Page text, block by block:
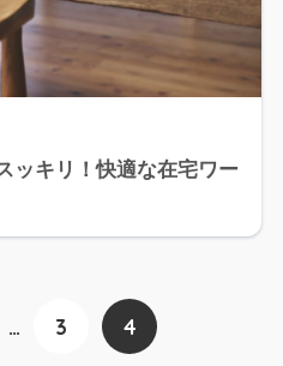
ッキリ！快適な在宅ワー
… 3 4